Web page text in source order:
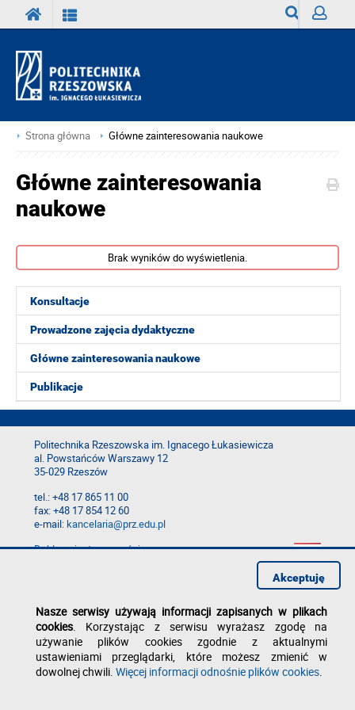
Strona główna Główne zainteresowania naukowe
Konsultacje
Prowadzone zajęcia dydaktyczne
Główne zainteresowania naukowe
Publikacje
Główne zainteresowania
naukowe
Brak wyników do wyświetlenia.
Politechnika Rzeszowska im. Ignacego Łukasiewicza
al. Powstańców Warszawy 12
35-029 Rzeszów
tel.: +48 17 865 11 00
fax: +48 17 854 12 60
e-mail:kancelaria@prz.edu.pl
Deklaracja dostępności
Nasze serwisy używają informacji zapisanych w plikach
cookies. Korzystając z serwisu wyrażasz zgodę na
używanie plików cookies zgodnie z aktualnymi
ustawieniami przeglądarki, które możesz zmienić w
dowolnej chwili. Więcej informacji odnośnie plików cookies.
Akceptuję